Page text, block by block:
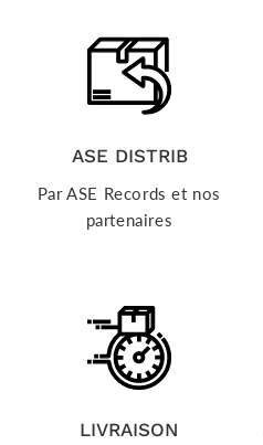
ASE DISTRIB
Par ASE Records et nos
partenaires
LIVRAISON